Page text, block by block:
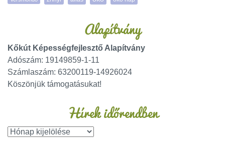
Alapítvány
Kőkút Képességfejlesztő Alapítvány
Adószám: 19149859-1-11
Számlaszám: 63200119-14926024
Köszönjük támogatásukat!
Hírek időrendben